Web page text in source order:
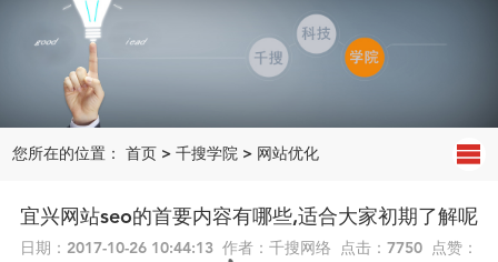
您所在的位置： 首页 >千搜学院 > 网站优化
宜兴网站seo的首要内容有哪些,适合大家初期了解呢
日期：2017-10-26 10:44:13 作者：千搜网络 点击：7750 点赞：